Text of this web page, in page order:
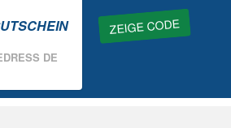
ZEIGE CODE
DE